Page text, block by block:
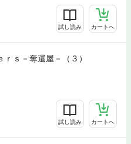
試し読み カートへ
ｒｓ－奪還屋－（３）
試し読み カートへ